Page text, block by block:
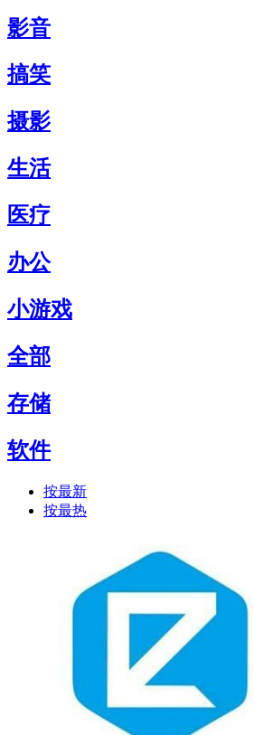
影音
搞笑
摄影
生活
医疗
办公
小游戏
全部
存储
软件
按最新
按最热